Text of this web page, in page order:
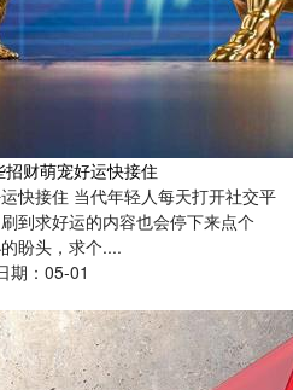
财萌宠好运快接住
快接住 当代年轻人每天打开社交平
到求好运的内容也会停下来点个
盼头，求个....
期：05-01